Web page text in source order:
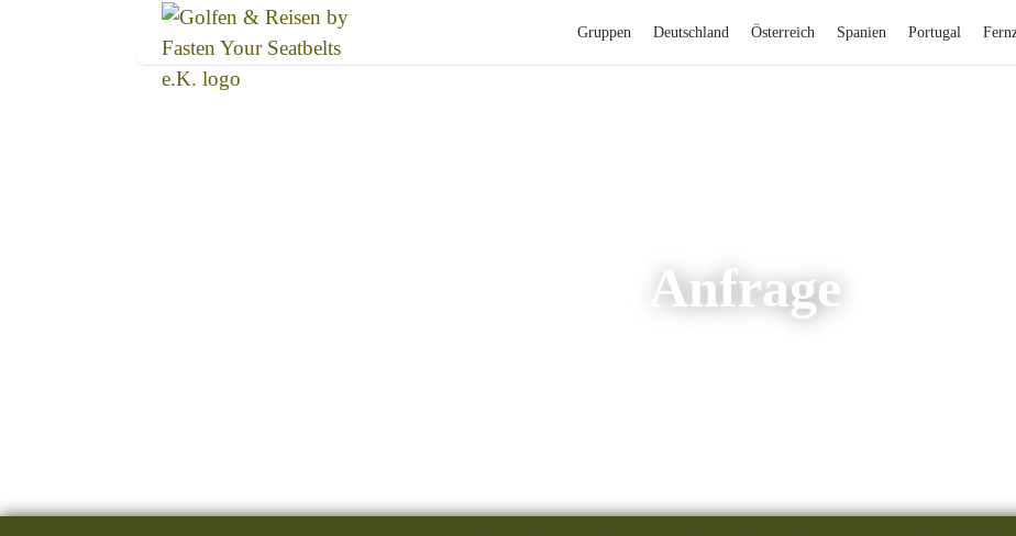
Gruppen Deutschland Österreich Spanien Portugal
Anfrage